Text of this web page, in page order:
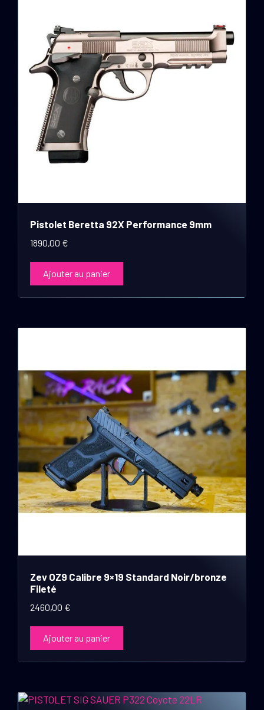
Pistolet Beretta 92X Performance 9mm
1890,00 €
Ajouter au panier
Zev OZ9 Calibre 9×19 Standard Noir/bronze
Fileté
2460,00 €
Ajouter au panier